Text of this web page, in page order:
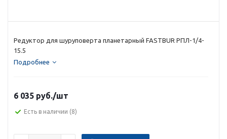
Редуктор для шуруповерта планетарный FASTBUR РПЛ-1/4-
15.5
Подробнее
6 035 руб./шт
Есть в наличии (8)